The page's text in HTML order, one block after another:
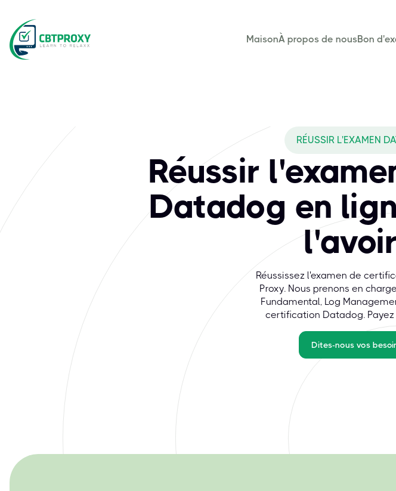
MaisonÀ propos de nousBon
Datadog est une plateforme leader de surveillance et de sécurité cloud qui aide les
RÉUSSIR L'EXAMEN
Réussir
Datadog en
Réussissez l'examen de
Proxy. Nous prenons en
Fundamental, Log
certification Datadog.
Dites-nous vos